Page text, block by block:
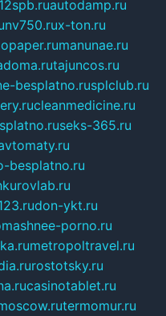
autodamp.ru
nv750.rux-ton.ru
manunae.ru
tajuncos.ru
besplatno.rusplclub.ru
cleanmedicine.ru
seks-365.ru
besplatno.ru
don-ykt.ru
porno.ru
metropoltravel.ru
rostotsky.ru
casinotablet.ru
termomur.ru